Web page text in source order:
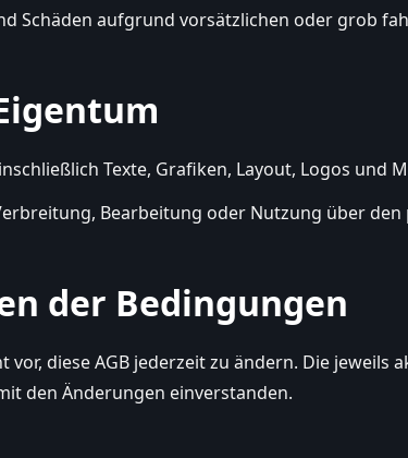
Schäden aufgrund vorsätzlichen oder grob
Texte, Grafiken, Layout, Logos und
Bearbeitung oder Nutzung über
der Bedingungen
vor, diese AGB jederzeit zu ändern. Die
den Änderungen einverstanden.